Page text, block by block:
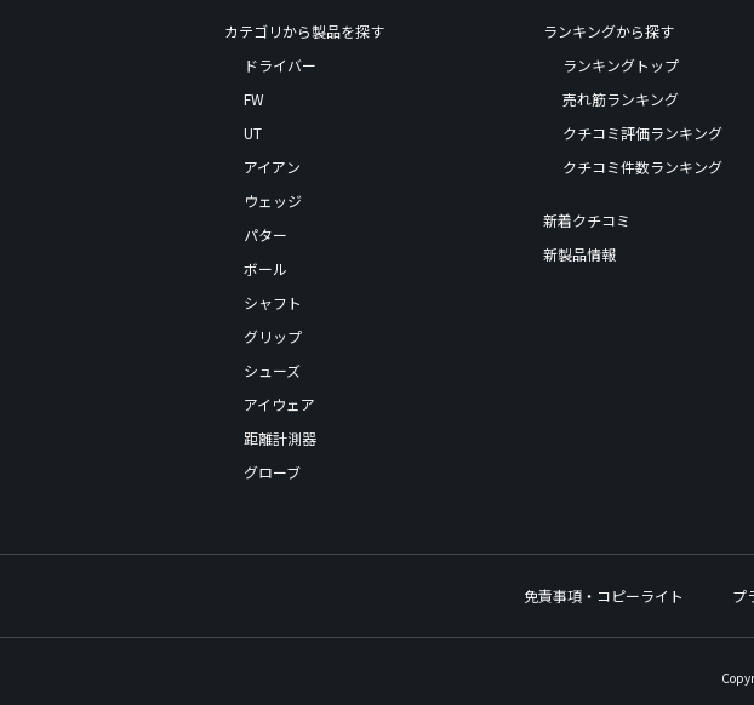
カテゴリから製品を探す
ドライバー
FW
UT
アイアン
ウェッジ
パター
ボール
シャフト
グリップ
シューズ
アイウェア
距離計測器
グローブ
ランキングから探す
ランキングトップ
売れ筋ランキング
クチコミ評価ランキング
クチコミ件数ランキング
新着クチコミ
新製品情報
免責事項・コピーライト プ